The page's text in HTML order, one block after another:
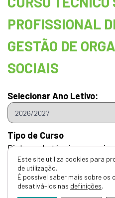
PROFISSIONAL
GESTÃO DE
SOCIAIS
Selecionar Ano Letivo:
Tipo de Curso
Diploma de técnico
Código DGES
T234
Este site utiliza cookies para
de utilização.
É possível saber mais sobre os
desativá-los nas definições.